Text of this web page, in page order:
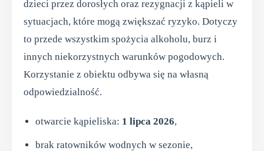
dzieci przez dorosłych oraz rezygnacji z kąpieli w
sytuacjach, które mogą zwiększać ryzyko. Dotyczy
to przede wszystkim spożycia alkoholu, burz i
innych niekorzystnych warunków pogodowych.
Korzystanie z obiektu odbywa się na własną
odpowiedzialność.
otwarcie kąpieliska: 1 lipca 2026,
brak ratowników wodnych w sezonie,